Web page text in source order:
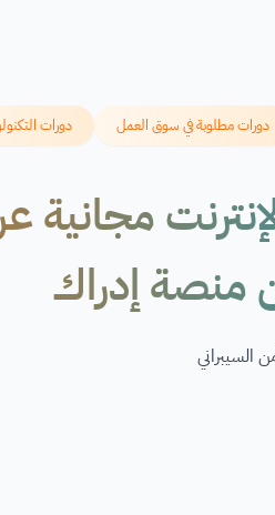
دورات مطلوبة في سوق العمل دورات
مجانية
إدراك
السيبراني